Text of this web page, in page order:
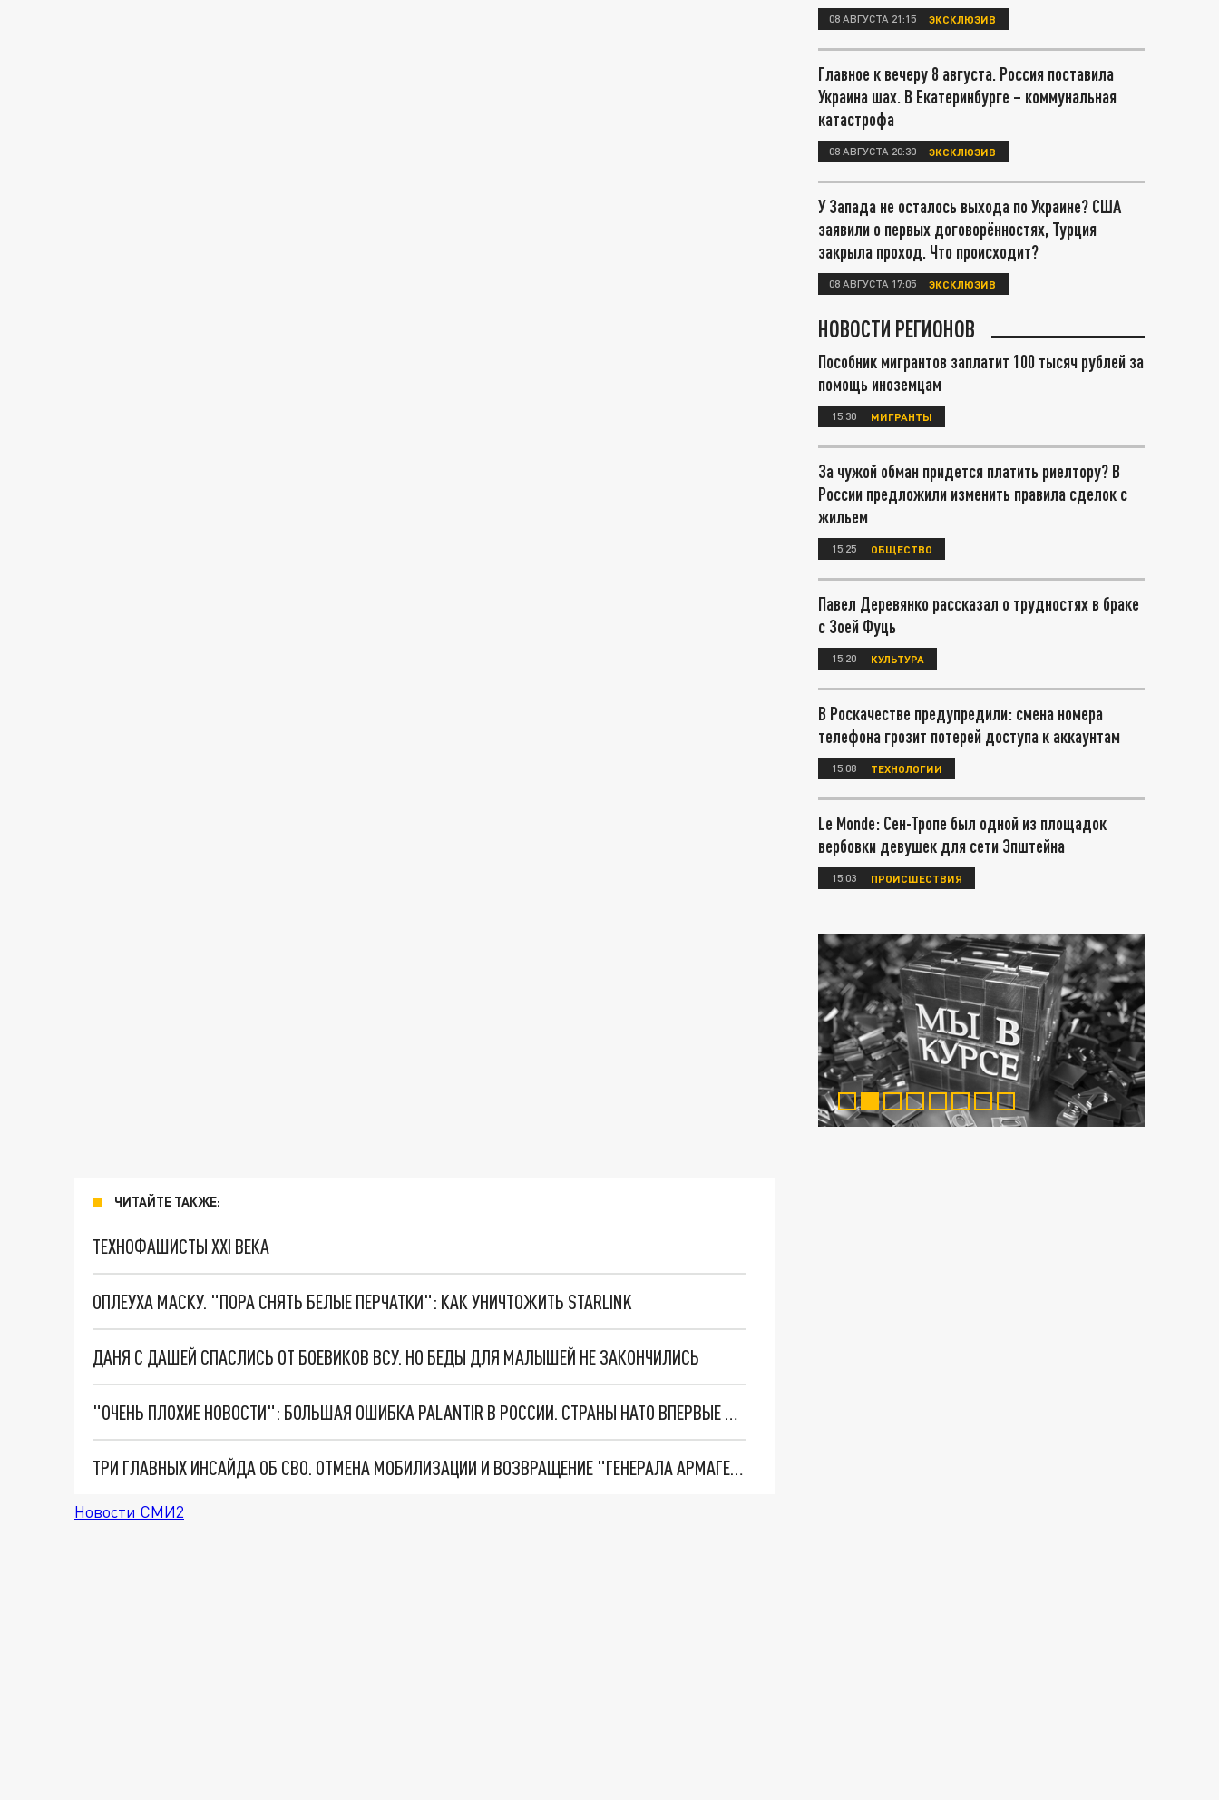
ЧИТАЙТЕ ТАКЖЕ:
ТЕХНОФАШИСТЫ XXI ВЕКА
ОПЛЕУХА МАСКУ. "ПОРА СНЯТЬ БЕЛЫЕ ПЕРЧАТКИ": КАК УНИЧТОЖИТЬ STARLINK
ДАНЯ С ДАШЕЙ СПАСЛИСЬ ОТ БОЕВИКОВ ВСУ. НО БЕДЫ ДЛЯ МАЛЫШЕЙ НЕ ЗАКОНЧИЛИСЬ
"ОЧЕНЬ ПЛОХИЕ НОВОСТИ": БОЛЬШАЯ ОШИБКА PALANTIR В РОССИИ. СТРАНЫ НАТО ВПЕРВЫЕ ЗА СВО ОСТАНОВИЛИ ПОСТАВКИ ОРУЖИЯ. ВСУ ТЕРЯЮТ ПРИГРАНИЧЬЕ?
ТРИ ГЛАВНЫХ ИНСАЙДА ОБ СВО. ОТМЕНА МОБИЛИЗАЦИИ И ВОЗВРАЩЕНИЕ "ГЕНЕРАЛА АРМАГЕДДОНА"? ОТЛИЧНЫЕ НОВОСТИ, КОТОРЫЕ ЖДАЛИ ВСЕ
Новости СМИ2
08 АВГУСТА 21:15 ЭКСКЛЮЗИВ
Главное к вечеру 8 августа. Россия поставила
Украина шах. В Екатеринбурге – коммунальная
катастрофа
08 АВГУСТА 20:30 ЭКСКЛЮЗИВ
У Запада не осталось выхода по Украине? США
заявили о первых договорённостях, Турция
закрыла проход. Что происходит?
08 АВГУСТА 17:05 ЭКСКЛЮЗИВ
НОВОСТИ РЕГИОНОВ
Пособник мигрантов заплатит 100 тысяч рублей за
помощь иноземцам
15:30 МИГРАНТЫ
За чужой обман придется платить риелтору? В
России предложили изменить правила сделок с
жильем
15:25 ОБЩЕСТВО
Павел Деревянко рассказал о трудностях в браке
с Зоей Фуць
15:20 КУЛЬТУРА
В Роскачестве предупредили: смена номера
телефона грозит потерей доступа к аккаунтам
15:08 ТЕХНОЛОГИИ
Le Monde: Сен-Тропе был одной из площадок
вербовки девушек для сети Эпштейна
15:03 ПРОИСШЕСТВИЯ